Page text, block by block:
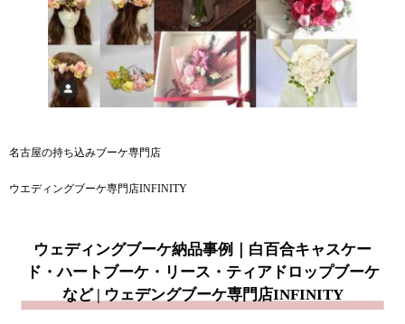
名古屋の持ち込みブーケ専門店
ウエディングブーケ専門店INFINITY
ウェディングブーケ納品事例｜白百合キャスケー
ド・ハートブーケ・リース・ティアドロップブーケ
など | ウェデングブーケ専門店INFINITY